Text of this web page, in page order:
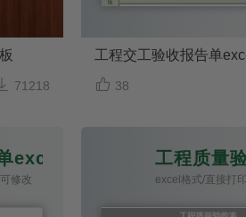
71218
工程交工验收报告单
 38
excel模板
修改
工程质量
excel格式/直接打